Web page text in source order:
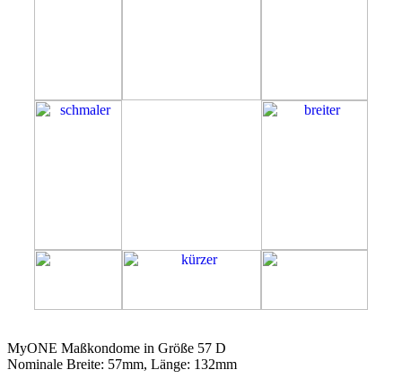
MyONE Maßkondome in Größe 57 D
Nominale Breite: 57mm, Länge: 132mm